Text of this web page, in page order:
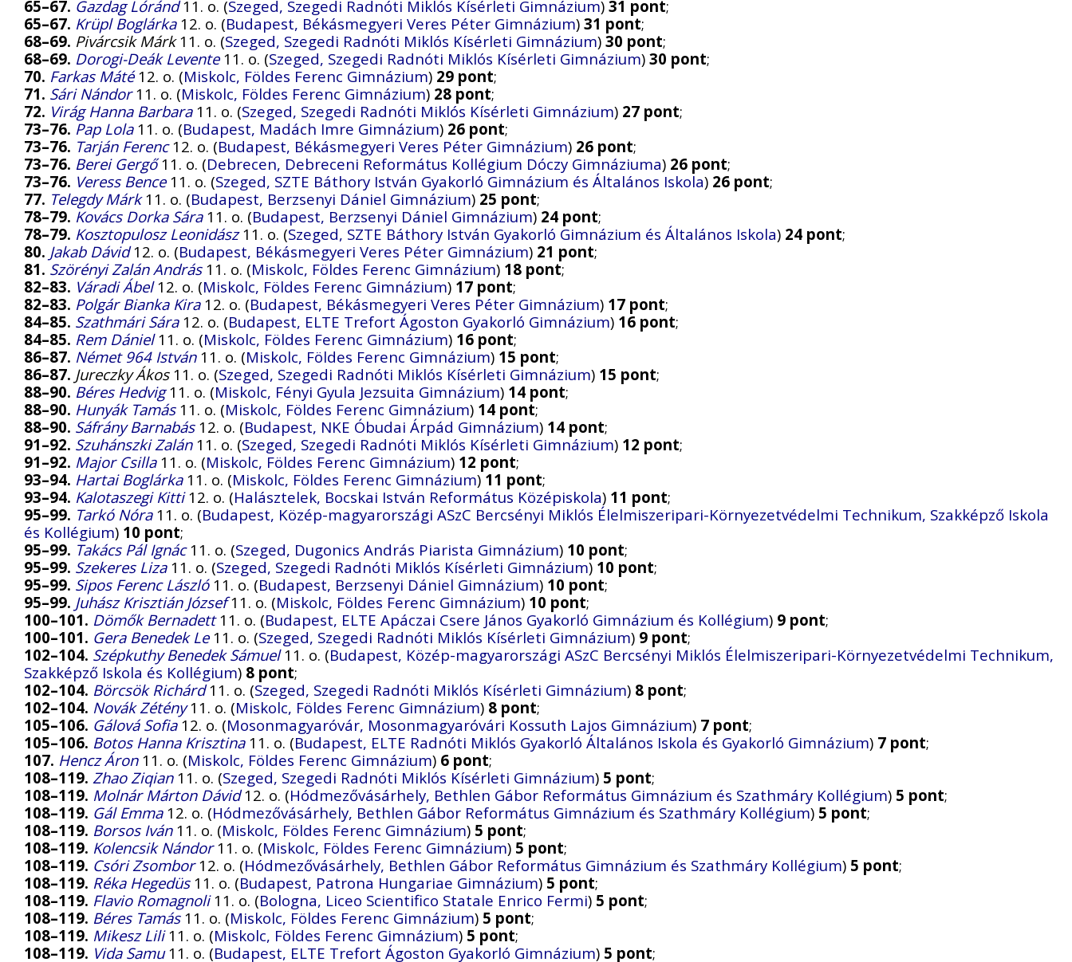
65–67. Gazdag Lóránd11. o. (Szeged, Szegedi Radnóti Miklós Kísérleti Gimnázium) 31 pont;
65–67. Krüpl Boglárka12. o. (Budapest, Békásmegyeri Veres Péter Gimnázium) 31 pont;
68–69. Pivárcsik Márk11. o. (Szeged, Szegedi Radnóti Miklós Kísérleti Gimnázium) 30 pont;
68–69. Dorogi-Deák Levente11. o. (Szeged, Szegedi Radnóti Miklós Kísérleti Gimnázium) 30 pont;
70. Farkas Máté12. o. (Miskolc, Földes Ferenc Gimnázium) 29 pont;
71. Sári Nándor11. o. (Miskolc, Földes Ferenc Gimnázium) 28 pont;
72. Virág Hanna Barbara11. o. (Szeged, Szegedi Radnóti Miklós Kísérleti Gimnázium) 27 pont;
73–76. Pap Lola11. o. (Budapest, Madách Imre Gimnázium) 26 pont;
73–76. Tarján Ferenc12. o. (Budapest, Békásmegyeri Veres Péter Gimnázium) 26 pont;
73–76. Berei Gergő11. o. (Debrecen, Debreceni Református Kollégium Dóczy Gimnáziuma) 26 pont;
73–76. Veress Bence11. o. (Szeged, SZTE Báthory István Gyakorló Gimnázium és Általános Iskola) 26 pont;
77. Telegdy Márk11. o. (Budapest, Berzsenyi Dániel Gimnázium) 25 pont;
78–79. Kovács Dorka Sára11. o. (Budapest, Berzsenyi Dániel Gimnázium) 24 pont;
78–79. Kosztopulosz Leonidász11. o. (Szeged, SZTE Báthory István Gyakorló Gimnázium és Általános Iskola) 24 pont;
80. Jakab Dávid12. o. (Budapest, Békásmegyeri Veres Péter Gimnázium) 21 pont;
81. Szörényi Zalán András 11. o. (Miskolc, Földes Ferenc Gimnázium) 18 pont;
82–83. Váradi Ábel12. o. (Miskolc, Földes Ferenc Gimnázium) 17 pont;
82–83. Polgár Bianka Kira12. o. (Budapest, Békásmegyeri Veres Péter Gimnázium) 17 pont;
84–85. Szathmári Sára12. o. (Budapest, ELTE Trefort Ágoston Gyakorló Gimnázium) 16 pont;
84–85. Rem Dániel11. o. (Miskolc, Földes Ferenc Gimnázium) 16 pont;
86–87. Német 964 István 11. o. (Miskolc, Földes Ferenc Gimnázium) 15 pont;
86–87. Jureczky Ákos11. o. (Szeged, Szegedi Radnóti Miklós Kísérleti Gimnázium) 15 pont;
88–90. Béres Hedvig11. o. (Miskolc, Fényi Gyula Jezsuita Gimnázium) 14 pont;
88–90. Hunyák Tamás 11. o. (Miskolc, Földes Ferenc Gimnázium) 14 pont;
88–90. Sáfrány Barnabás12. o. (Budapest, NKE Óbudai Árpád Gimnázium) 14 pont;
91–92. Szuhánszki Zalán11. o. (Szeged, Szegedi Radnóti Miklós Kísérleti Gimnázium) 12 pont;
91–92. Major Csilla11. o. (Miskolc, Földes Ferenc Gimnázium) 12 pont;
93–94. Hartai Boglárka11. o. (Miskolc, Földes Ferenc Gimnázium) 11 pont;
93–94. Kalotaszegi Kitti12. o. (Halásztelek, Bocskai István Református Középiskola) 11 pont;
95–99. Tarkó Nóra11. o. (Budapest, Közép-magyarországi ASzC Bercsényi Miklós Élelmiszeripari-Környezetvédelmi Technikum, Szakképző Iskola
és Kollégium) 10 pont;
95–99. Takács Pál Ignác11. o. (Szeged, Dugonics András Piarista Gimnázium) 10 pont;
95–99. Szekeres Liza 11. o. (Szeged, Szegedi Radnóti Miklós Kísérleti Gimnázium) 10 pont;
95–99. Sipos Ferenc László11. o. (Budapest, Berzsenyi Dániel Gimnázium) 10 pont;
95–99. Juhász Krisztián József11. o. (Miskolc, Földes Ferenc Gimnázium) 10 pont;
100–101. Dömők Bernadett11. o. (Budapest, ELTE Apáczai Csere János Gyakorló Gimnázium és Kollégium) 9 pont;
100–101. Gera Benedek Le11. o. (Szeged, Szegedi Radnóti Miklós Kísérleti Gimnázium) 9 pont;
102–104. Szépkuthy Benedek Sámuel11. o. (Budapest, Közép-magyarországi ASzC Bercsényi Miklós Élelmiszeripari-Környezetvédelmi Technikum,
Szakképző Iskola és Kollégium) 8 pont;
102–104. Börcsök Richárd11. o. (Szeged, Szegedi Radnóti Miklós Kísérleti Gimnázium) 8 pont;
102–104. Novák Zétény11. o. (Miskolc, Földes Ferenc Gimnázium) 8 pont;
105–106. Gálová Sofia12. o. (Mosonmagyaróvár, Mosonmagyaróvári Kossuth Lajos Gimnázium) 7 pont;
105–106. Botos Hanna Krisztina11. o. (Budapest, ELTE Radnóti Miklós Gyakorló Általános Iskola és Gyakorló Gimnázium) 7 pont;
107. Hencz Áron11. o. (Miskolc, Földes Ferenc Gimnázium) 6 pont;
108–119. Zhao Ziqian11. o. (Szeged, Szegedi Radnóti Miklós Kísérleti Gimnázium) 5 pont;
108–119. Molnár Márton Dávid12. o. (Hódmezővásárhely, Bethlen Gábor Református Gimnázium és Szathmáry Kollégium) 5 pont;
108–119. Gál Emma12. o. (Hódmezővásárhely, Bethlen Gábor Református Gimnázium és Szathmáry Kollégium) 5 pont;
108–119. Borsos Iván11. o. (Miskolc, Földes Ferenc Gimnázium) 5 pont;
108–119. Kolencsik Nándor11. o. (Miskolc, Földes Ferenc Gimnázium) 5 pont;
108–119. Csóri Zsombor12. o. (Hódmezővásárhely, Bethlen Gábor Református Gimnázium és Szathmáry Kollégium) 5 pont;
108–119. Réka Hegedüs11. o. (Budapest, Patrona Hungariae Gimnázium) 5 pont;
108–119. Flavio Romagnoli11. o. (Bologna, Liceo Scientifico Statale Enrico Fermi) 5 pont;
108–119. Béres Tamás11. o. (Miskolc, Földes Ferenc Gimnázium) 5 pont;
108–119. Mikesz Lili11. o. (Miskolc, Földes Ferenc Gimnázium) 5 pont;
108–119. Vida Samu11. o. (Budapest, ELTE Trefort Ágoston Gyakorló Gimnázium) 5 pont;